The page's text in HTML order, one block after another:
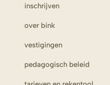
inschrijven
over bink
vestigingen
pedagogisch beleid